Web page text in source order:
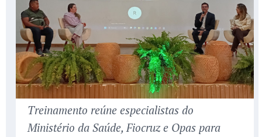
Treinamento reúne especialistas do
Ministério da Saúde, Fiocruz e Opas para